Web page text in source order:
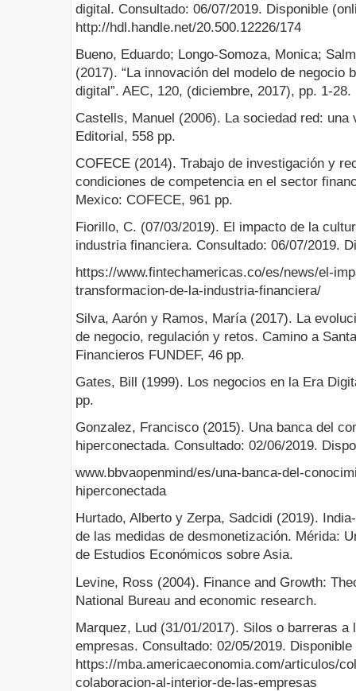
digital. Consultado: 06/07/2019. Disponible
http://hdl.handle.net/20.500.12226/174
Bueno, Eduardo; Longo-Somoza, Monica;
(2017). “La innovación del modelo de negocio
digital”. AEC, 120, (diciembre, 2017), pp. 1-28.
Castells, Manuel (2006). La sociedad red:
Editorial, 558 pp.
COFECE (2014). Trabajo de investigación y
condiciones de competencia en el sector
Mexico: COFECE, 961 pp.
Fiorillo, C. (07/03/2019). El impacto de la
industria financiera. Consultado: 06/07/2019.
https://www.fintechamericas.co/es/news/el-
transformacion-de-la-industria-financiera/
Silva, Aarón y Ramos, María (2017). La
de negocio, regulación y retos. Camino a
Financieros FUNDEF, 46 pp.
Gates, Bill (1999). Los negocios en la Era
pp.
Gonzalez, Francisco (2015). Una banca del
hiperconectada. Consultado: 02/06/2019.
www.bbvaopenmind/es/una-banca-del-
hiperconectada
Hurtado, Alberto y Zerpa, Sadcidi (2019).
de las medidas de desmonetización. Mérida:
de Estudios Económicos sobre Asia.
Levine, Ross (2004). Finance and Growth:
National Bureau and economic research.
Marquez, Lud (31/01/2017). Silos o barreras
empresas. Consultado: 02/05/2019.
https://mba.americaeconomia.com/articulos/
colaboracion-al-interior-de-las-empresas